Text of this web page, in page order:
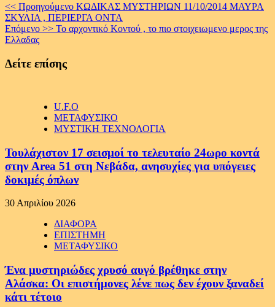
Continue
Reading
<< Προηγούμενο KΩΔΙΚΑΣ ΜΥΣΤΗΡΙΩΝ 11/10/2014 ΜΑΥΡΑ
ΣΚΥΛΙΑ , ΠΕΡΙΕΡΓΑ ΟΝΤΑ
Επόμενο >> Το αρχοντικό Κοντού , το πιο στοιχειωμενο μερος της
Ελλαδας
Δείτε επίσης
U.F.O
ΜΕΤΑΦΥΣΙΚΟ
ΜΥΣΤΙΚΗ ΤΕΧΝΟΛΟΓΙΑ
Τουλάχιστον 17 σεισμοί το τελευταίο 24ωρο κοντά
στην Area 51 στη Νεβάδα, ανησυχίες για υπόγειες
δοκιμές όπλων
30 Απριλίου 2026
ΔΙΑΦΟΡΑ
ΕΠΙΣΤΗΜΗ
ΜΕΤΑΦΥΣΙΚΟ
Ένα μυστηριώδες χρυσό αυγό βρέθηκε στην
Αλάσκα: Οι επιστήμονες λένε πως δεν έχουν ξαναδεί
κάτι τέτοιο